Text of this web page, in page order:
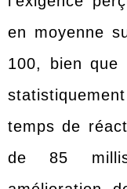
en moyenne
100, bien que
temps de
de 85